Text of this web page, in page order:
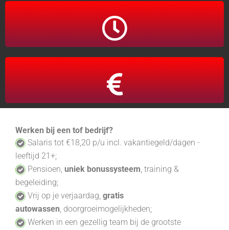
Fulltime / Parttime
24 - 38 uur
Salaris tot €18,20 p/u
Werken bij een tof bedrijf?
Salaris tot €18,20 p/u incl. vakantiegeld/dagen -
leeftijd 21+;
Pensioen, uniek bonussysteem, training &
begeleiding;
Vrij op je verjaardag, gratis
autowassen, doorgroeimogelijkheden;
Werken in een gezellig team bij de grootste